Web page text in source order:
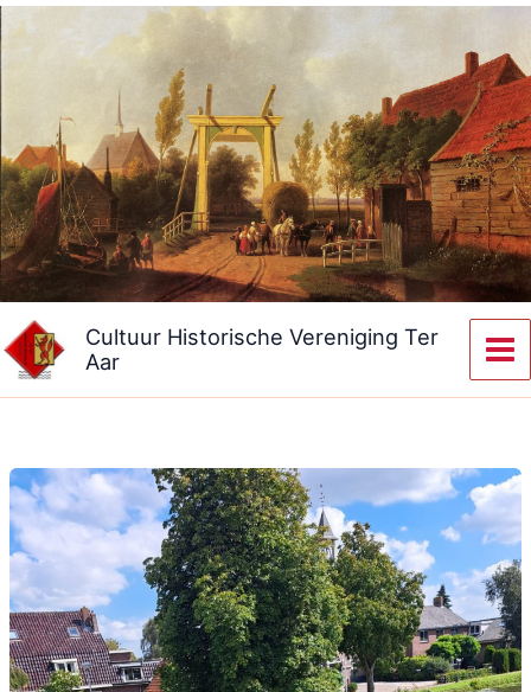
Ga
naar
Cultuur Historische Vereniging Ter
Aar